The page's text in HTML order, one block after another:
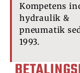
Kompetens
hydraulik &
pneumatik
1993.